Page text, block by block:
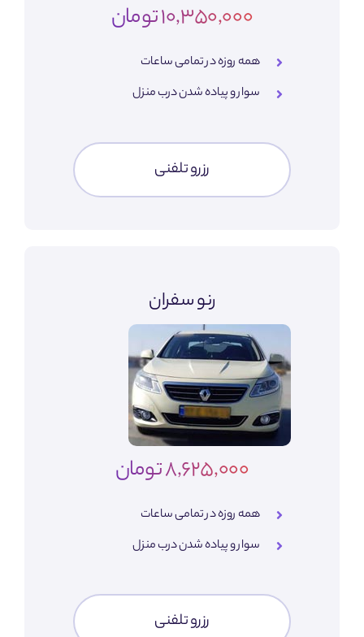
10,350,000 تومان
همه روزه در تمامی ساعات
سوار و پیاده شدن درب منزل
رزرو تلفنی
رنو سفران
8,625,000 تومان
همه روزه در تمامی ساعات
سوار و پیاده شدن درب منزل
رزرو تلفنی